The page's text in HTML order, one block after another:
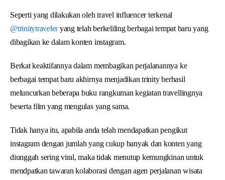
Seperti yang dilakukan oleh travel influencer terkenal
@trinitytraveleryang telah berkeliling berbagai tempat baru yang
dibagikan ke dalam konten instagram.
Berkat keaktifannya dalam membagikan perjalanannya ke
berbagai tempat baru akhirnya menjadikan trinity berhasil
meluncurkan beberapa buku rangkuman kegiatan travellingnya
beserta film yang mengulas yang sama.
Tidak hanya itu, apabila anda telah mendapatkan pengikut
instagram dengan jumlah yang cukup banyak dan konten yang
diunggah sering viral, maka tidak menutup kemungkinan untuk
mendpatkan tawaran kolaborasi dengan agen perjalanan wisata